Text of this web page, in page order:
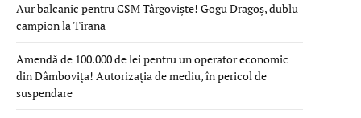
Aur balcanic pentru CSM Târgoviște! Gogu Dragoș, dublu
campion la Tirana
Amendă de 100.000 de lei pentru un operator economic
din Dâmbovița! Autorizația de mediu, în pericol de
suspendare